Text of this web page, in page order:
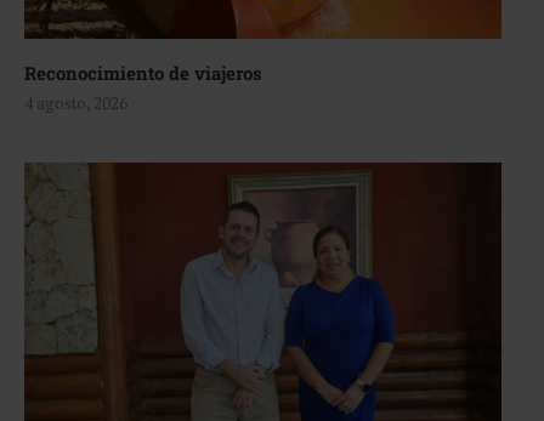
Reconocimiento de viajeros
4 agosto, 2026